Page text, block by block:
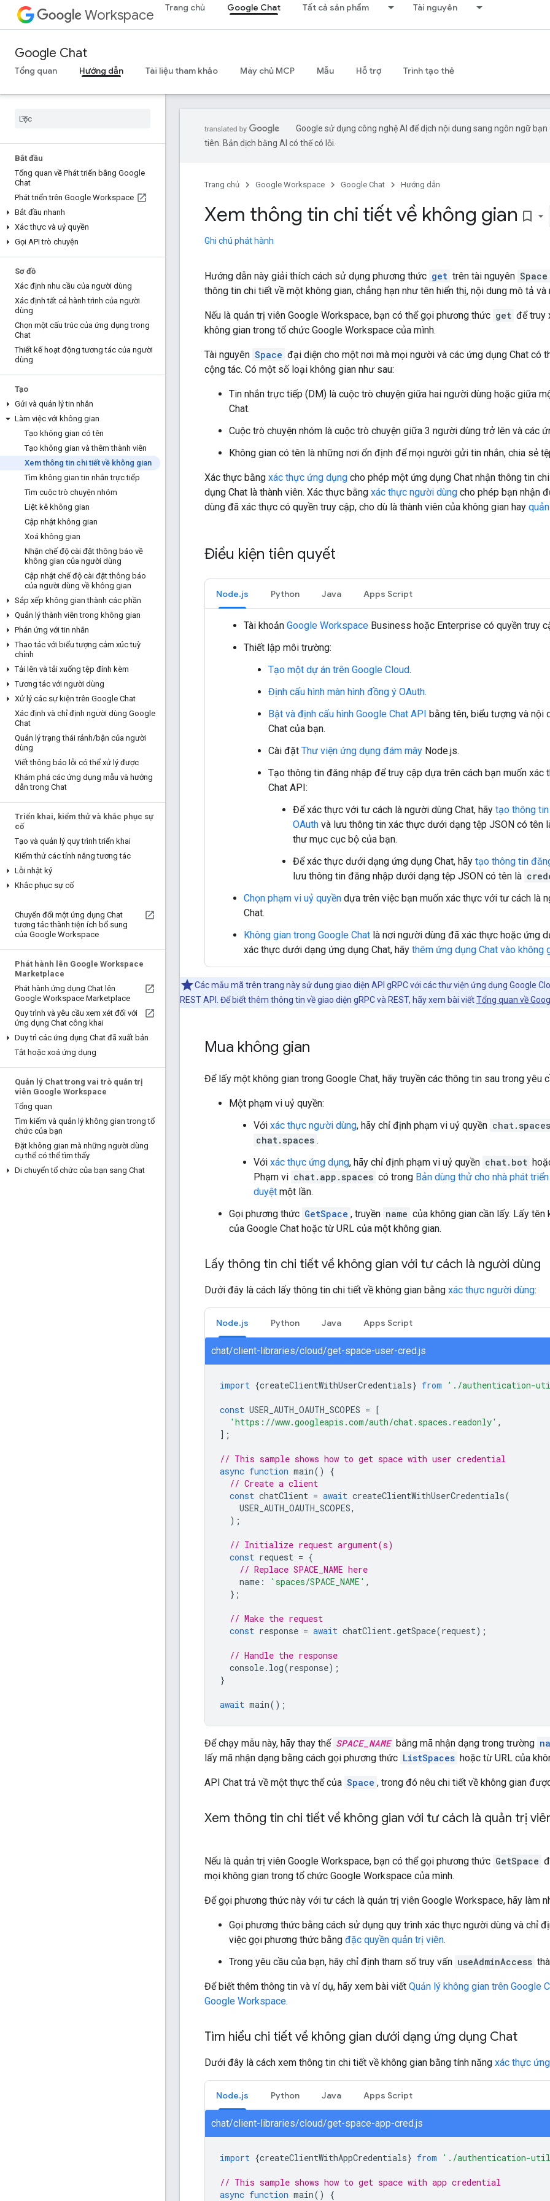
Workspace Trang chủ Google Chat Tất cả sản phẩm Tài nguyên
Google Chat
Tổng quan Hướng dẫn Tài liệu tham khảo Máy chủ MCP Mẫu Hỗ trợ Trình tạo thẻ
Bắt đầu
Tổng quan về Phát triển bằng Google
Chat
Phát triển trên Google Workspace
Bắt đầu nhanh
Xác thực và uỷ quyền
Gọi API trò chuyện
Sơ đồ
Xác định nhu cầu của người dùng
Xác định tất cả hành trình của người
dùng
Chọn một cấu trúc của ứng dụng trong
Chat
Thiết kế hoạt động tương tác của người
dùng
Tạo
Gửi và quản lý tin nhắn
Làm việc với không gian
Tạo không gian có tên
Tạo không gian và thêm thành viên
Xem thông tin chi tiết về không gian
Tìm không gian tin nhắn trực tiếp
Tìm cuộc trò chuyện nhóm
Liệt kê không gian
Cập nhật không gian
Xoá không gian
Nhận chế độ cài đặt thông báo về
không gian của người dùng
Cập nhật chế độ cài đặt thông báo
của người dùng về không gian
Sắp xếp không gian thành các phần
Quản lý thành viên trong không gian
Phản ứng với tin nhắn
Thao tác với biểu tượng cảm xúc tuỳ
chỉnh
Tải lên và tải xuống tệp đính kèm
Tương tác với người dùng
Xử lý các sự kiện trên Google Chat
Xác định và chỉ định người dùng Google
Chat
Quản lý trạng thái rảnh/bận của người
dùng
Viết thông báo lỗi có thể xử lý được
Khám phá các ứng dụng mẫu và hướng
dẫn trong Chat
Triển khai, kiểm thử và khắc phục sự
cố
Tạo và quản lý quy trình triển khai
Kiểm thử các tính năng tương tác
Lỗi nhật ký
Khắc phục sự cố
Chuyển đổi một ứng dụng Chat
tương tác thành tiện ích bổ sung
của Google Workspace
Phát hành lên Google Workspace
Marketplace
Phát hành ứng dụng Chat lên
Google Workspace Marketplace
Quy trình và yêu cầu xem xét đối với
ứng dụng Chat công khai
Duy trì các ứng dụng Chat đã xuất bản
Tắt hoặc xoá ứng dụng
Quản lý Chat trong vai trò quản trị
viên Google Workspace
Tổng quan
Tìm kiếm và quản lý không gian trong tổ
chức của bạn
Đặt không gian mà những người dùng
cụ thể có thể tìm thấy
Di chuyển tổ chức của bạn sang Chat
Google sử dụng công nghệ AI để dịch nội dung sang ngôn ngữ bạn
tiên. Bản dịch bằng AI có thể có lỗi.
Trang chủ Google Workspace Google Chat Hướng dẫn
Xem thông tin chi tiết về không gian bookmark_border
Ghi chú phát hành
Hướng dẫn này giải thích cách sử dụng phương thức get trên tài nguyên Space
thông tin chi tiết về một không gian, chẳng hạn như tên hiển thị, nội dung mô tả
Nếu là quản trị viên Google Workspace, bạn có thể gọi phương thức get để truy
không gian trong tổ chức Google Workspace của mình.
Tài nguyên Space đại diện cho một nơi mà mọi người và các ứng dụng Chat có
cộng tác. Có một số loại không gian như sau:
Tin nhắn trực tiếp (DM) là cuộc trò chuyện giữa hai người dùng hoặc giữa
Chat.
Cuộc trò chuyện nhóm là cuộc trò chuyện giữa 3 người dùng trở lên và các
Không gian có tên là những nơi ổn định để mọi người gửi tin nhắn, chia sẻ
Xác thực bằng xác thực ứng dụng cho phép một ứng dụng Chat nhận thông tin
dụng Chat là thành viên. Xác thực bằng xác thực người dùng cho phép bạn nhận
dùng đã xác thực có quyền truy cập, cho dù là thành viên của không gian hay
Điều kiện tiên quyết
Node.js Python Java Apps Script
Tài khoản Google Workspace Business hoặc Enterprise có quyền truy
Thiết lập môi trường:
Tạo một dự án trên Google Cloud.
Định cấu hình màn hình đồng ý OAuth.
Bật và định cấu hình Google Chat API bằng tên, biểu tượng và nội
Chat của bạn.
Cài đặt Thư viện ứng dụng đám mây Node.js.
Tạo thông tin đăng nhập để truy cập dựa trên cách bạn muốn xác
Chat API:
Để xác thực với tư cách là người dùng Chat, hãy tạo thông
OAuth và lưu thông tin xác thực dưới dạng tệp JSON có tên
thư mục cục bộ của bạn.
Để xác thực dưới dạng ứng dụng Chat, hãy tạo thông tin
lưu thông tin đăng nhập dưới dạng tệp JSON có tên là
Chọn phạm vi uỷ quyền dựa trên việc bạn muốn xác thực với tư cách là
Chat.
Không gian trong Google Chat là nơi người dùng đã xác thực hoặc ứng
xác thực dưới dạng ứng dụng Chat, hãy thêm ứng dụng Chat vào không
Các mẫu mã trên trang này sử dụng giao diện API gRPC với các thư viện ứng dụng Google
REST API. Để biết thêm thông tin về giao diện gRPC và REST, hãy xem bài viếtTổng quan về
Mua không gian
Để lấy một không gian trong Google Chat, hãy truyền các thông tin sau trong yêu
Một phạm vi uỷ quyền:
Với xác thực người dùng, hãy chỉ định phạm vi uỷ quyền
chat.spaces .
Với xác thực ứng dụng, hãy chỉ định phạm vi uỷ quyền chat.bot
Phạm vi chat.app.spaces có trong Bản dùng thử cho nhà phát triển
duyệt một lần.
Gọi phương thức GetSpace , truyền name của không gian cần lấy. Lấy tên
của Google Chat hoặc từ URL của một không gian.
Lấy thông tin chi tiết về không gian với tư cách là người dùng
Dưới đây là cách lấy thông tin chi tiết về không gian bằng xác thực người dùng:
Node.js Python Java Apps Script
chat/client-libraries/cloud/get-space-user-cred.js
import {createClientWithUserCredentials} from './authentication-
const USER_AUTH_OAUTH_SCOPES = [
'https://www.googleapis.com/auth/chat.spaces.readonly' ,
];
// This sample shows how to get space with user credential
async function main()
{
// Create a client
const chatClient = await createClientWithUserCredentials(
USER_AUTH_OAUTH_SCOPES,
);
// Initialize request argument(s)
const request = {
// Replace SPACE_NAME here
name : 'spaces/SPACE_NAME' ,
};
// Make the request
const response = await chatClient.getSpace(request);
// Handle the response
console. log(response);
}
await main();
Để chạy mẫu này, hãy thay thế SPACE_NAME bằng mã nhận dạng trong trường
lấy mã nhận dạng bằng cách gọi phương thức ListSpaces hoặc từ URL của
API Chat trả về một thực thể của Space , trong đó nêu chi tiết về không gian
Xem thông tin chi tiết về không gian với tư cách là quản trị
Nếu là quản trị viên Google Workspace, bạn có thể gọi phương thức GetSpace
mọi không gian trong tổ chức Google Workspace của mình.
Để gọi phương thức này với tư cách là quản trị viên Google Workspace, hãy làm
Gọi phương thức bằng cách sử dụng quy trình xác thực người dùng và chỉ
việc gọi phương thức bằng đặc quyền quản trị viên.
Trong yêu cầu của bạn, hãy chỉ định tham số truy vấn useAdminAccess
Để biết thêm thông tin và ví dụ, hãy xem bài viết Quản lý không gian trên Google
Google Workspace.
Tìm hiểu chi tiết về không gian dưới dạng ứng dụng Chat
Dưới đây là cách xem thông tin chi tiết về không gian bằng tính năng xác thực
Node.js Python Java Apps Script
chat/client-libraries/cloud/get-space-app-cred.js
import {createClientWithAppCredentials} from './authentication-
// This sample shows how to get space with app credential
async function main()
{